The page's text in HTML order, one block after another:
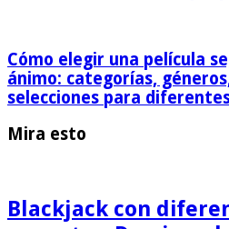
Cómo elegir una película
ánimo: categorías,
selecciones para
Mira esto
Blackjack con